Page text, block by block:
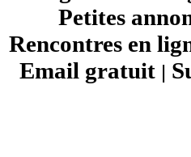
Petites
Rencontres en
Email gratuit|